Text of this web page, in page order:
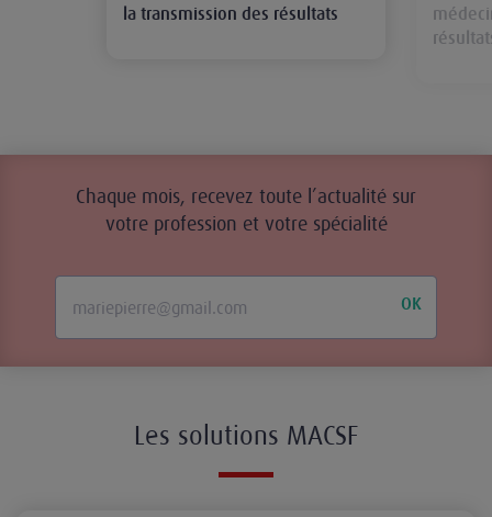
la transmission des résultats
Chaque mois, recevez toute l’actualité sur
votre profession et votre spécialité
OK
Les solutions MACSF